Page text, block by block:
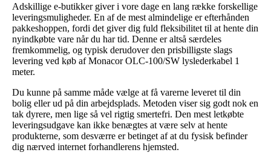
Adskillige e-butikker giver i vore dage en lang række forskellige
leveringsmuligheder. En af de mest almindelige er efterhånden
pakkeshoppen, fordi det giver dig fuld fleksibilitet til at hente din
nyindkøbte vare når du har tid. Denne er altså særdeles
fremkommelig, og typisk derudover den prisbilligste slags
levering ved køb af Monacor OLC-100/SW lyslederkabel 1
meter.
Du kunne på samme måde vælge at få varerne leveret til din
bolig eller ud på din arbejdsplads. Metoden viser sig godt nok en
tak dyrere, men lige så vel rigtig smertefri. Den mest letkøbte
leveringsudgave kan ikke benægtes at være selv at hente
produkterne, som desværre er betinget af at du fysisk befinder
dig nærved internet forhandlerens hjemsted.